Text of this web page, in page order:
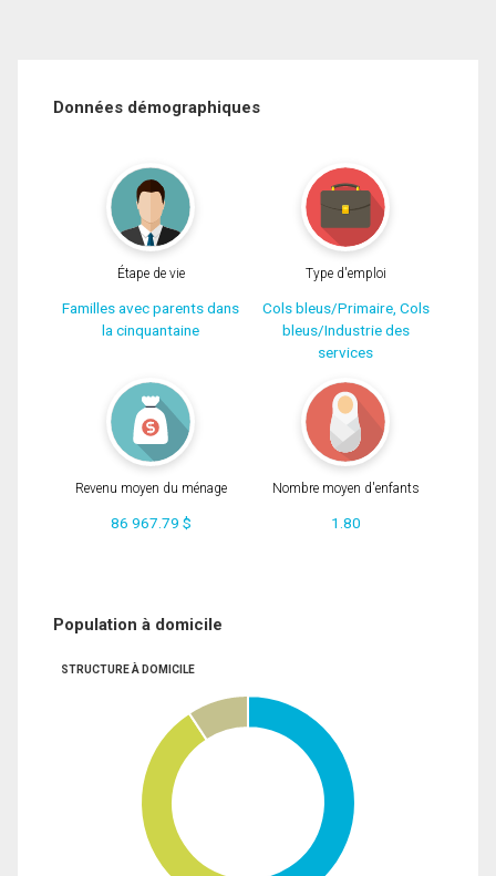
Données démographiques
Étape de vie
Familles avec parents dans
la cinquantaine
Type d'emploi
Cols bleus/Primaire, Cols
bleus/Industrie des
services
Revenu moyen du ménage
86 967.79 $
Nombre moyen d'enfants
1.80
Population à domicile
STRUCTURE À DOMICILE